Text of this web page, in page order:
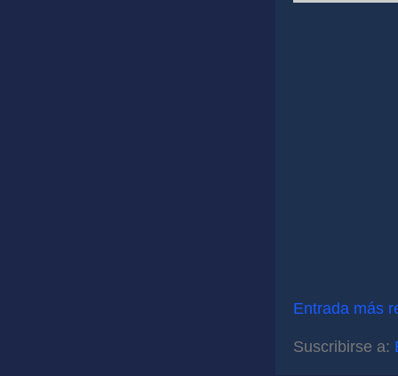
Entrada más
Suscribirse a: